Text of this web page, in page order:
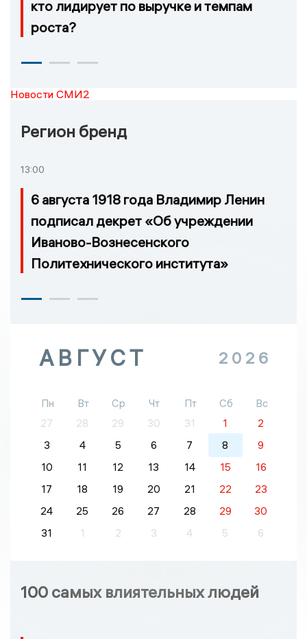
кто лидирует по выручке и темпам
роста?
Новости СМИ2
Регион бренд
13:00
6 августа 1918 года Владимир Ленин
подписал декрет «Об учреждении
Иваново-Вознесенского
Политехнического института»
АВГУСТ 2026
Пн Вт Ср Чт Пт Сб
Вс
27
28 29 30 31 1
2
3
4 5 6 7 8
9
10
11 12 13 14 15
16
17
18 19 20 21 22
23
24
25 26 27 28 29
30
31
1 2 3 4 5 6
100 самых влиятельных людей